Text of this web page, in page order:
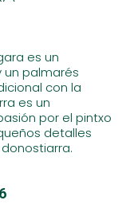
es un
palmarés
con la
es un
por el pintxo
detalles